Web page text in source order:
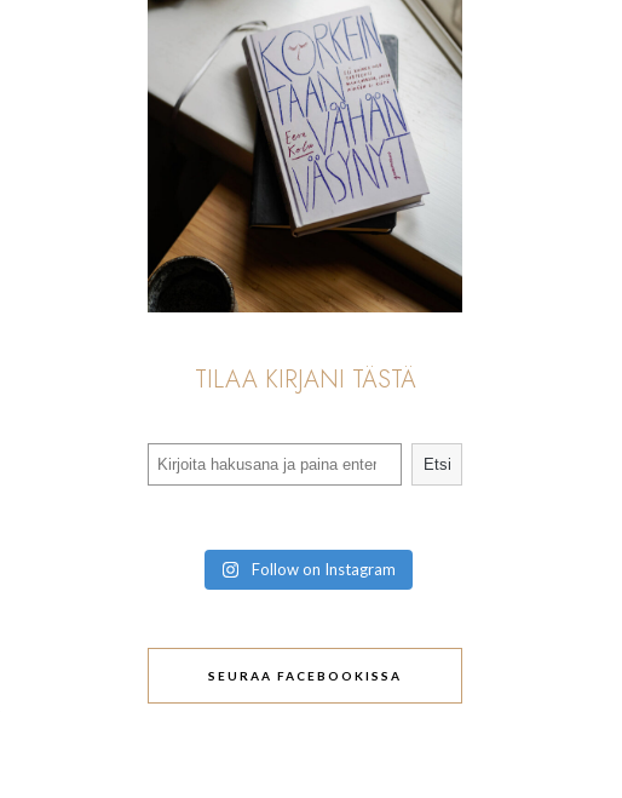
TILAA KIRJANI TÄSTÄ
Etsi
Follow on Instagram
SEURAA FACEBOOKISSA